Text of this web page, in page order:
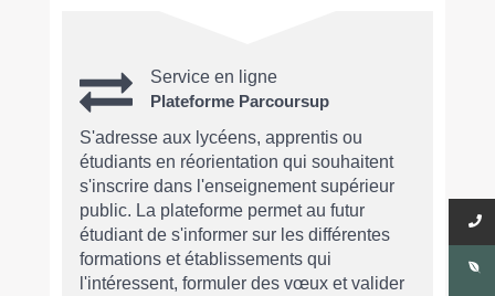
Service en ligne
Plateforme Parcoursup
S'adresse aux lycéens, apprentis ou
étudiants en réorientation qui souhaitent
s'inscrire dans l'enseignement supérieur
public. La plateforme permet au futur
étudiant de s'informer sur les différentes
formations et établissements qui
l'intéressent, formuler des vœux et valider